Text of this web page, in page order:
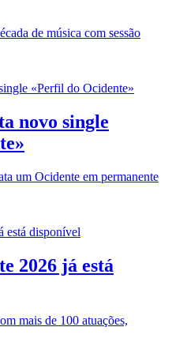
de música com sessão
novo single
um Ocidente em permanente
2026 já está
mais de 100 atuações,